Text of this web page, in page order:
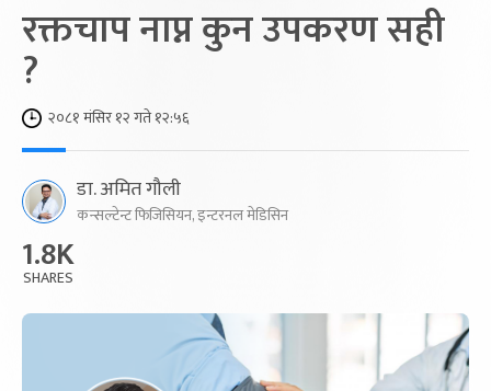
रक्तचाप नाप्न कुन उपकरण सही
?
२०८१ मंसिर १२ गते १२:५६
डा. अमित गौली
कन्सल्टेन्ट फिजिसियन, इन्टरनल मेडिसिन
1.8K
SHARES